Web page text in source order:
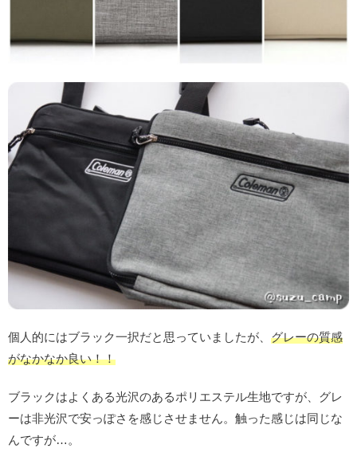
個人的にはブラック一択だと思っていましたが、 グレーの質感
がなかなか良い！！
ブラックはよくある光沢のあるポリエステル生地ですが、グレ
ーは非光沢で安っぽさを感じさせません。触った感じは同じな
んですが…。